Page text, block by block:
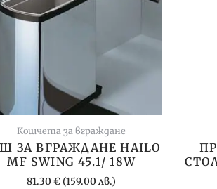
Кошчета за вграждане
ЗА ВГРАЖДАНЕ HAILO
MF SWING 45.1/ 18W
81.30€(159.00 лв.)